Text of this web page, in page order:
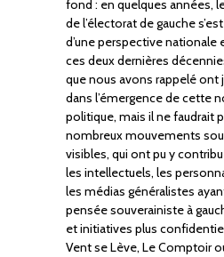
fond : en quelques années,
de l’électorat de gauche
d’une perspective nationale
ces deux dernières
que nous avons rappelé
dans l’émergence de cette
politique, mais il ne faudrait
nombreux mouvements
visibles, qui ont pu y
les intellectuels, les
les médias généralistes
pensée souverainiste à
et initiatives plus
Vent se Lève, Le Comptoir